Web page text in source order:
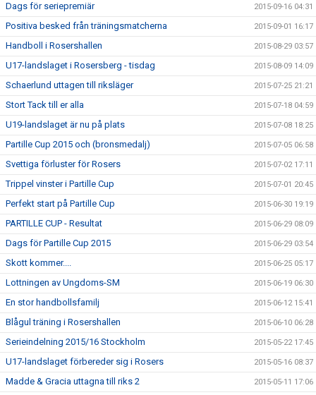
Dags för seriepremiär 2015-09-16 04:31
Positiva besked från träningsmatcherna 2015-09-01 16:17
Handboll i Rosershallen 2015-08-29 03:57
U17-landslaget i Rosersberg - tisdag 2015-08-09 14:09
Schaerlund uttagen till riksläger 2015-07-25 21:21
Stort Tack till er alla 2015-07-18 04:59
U19-landslaget är nu på plats 2015-07-08 18:25
Partille Cup 2015 och (bronsmedalj) 2015-07-05 06:58
Svettiga förluster för Rosers 2015-07-02 17:11
Trippel vinster i Partille Cup 2015-07-01 20:45
Perfekt start på Partille Cup 2015-06-30 19:19
PARTILLE CUP - Resultat 2015-06-29 08:09
Dags för Partille Cup 2015 2015-06-29 03:54
Skott kommer.... 2015-06-25 05:17
Lottningen av Ungdoms-SM 2015-06-19 06:30
En stor handbollsfamilj 2015-06-12 15:41
Blågul träning i Rosershallen 2015-06-10 06:28
Serieindelning 2015/16 Stockholm 2015-05-22 17:45
U17-landslaget förbereder sig i Rosers 2015-05-16 08:37
Madde & Gracia uttagna till riks 2 2015-05-11 17:06